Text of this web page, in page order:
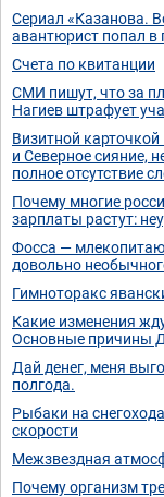
Сериал «Казанова.
авантюрист попал в
Счета по квитанции
СМИ пишут, что за
Нагиев штрафует
Визитной карточкой
и Северное сияние,
полное отсутствие
Почему многие
зарплаты растут:
Фосса —
довольно
Гимноторакс
Какие изменения
Основные причины
Дай денег, меня
полгода.
Рыбаки на
скорости
Межзвездная
Почему организм